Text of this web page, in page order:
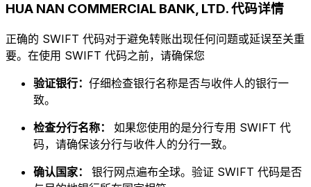
HUA NAN COMMERCIAL BANK, LTD. 代码详情
正确的 SWIFT 代码对于避免转账出现任何问题或延误至关重
要。在使用 SWIFT 代码之前，请确保您
验证银行： 仔细检查银行名称是否与收件人的银行一
致。
检查分行名称： 如果您使用的是分行专用 SWIFT 代
码，请确保该分行与收件人的分行一致。
确认国家： 银行网点遍布全球。验证 SWIFT 代码是否